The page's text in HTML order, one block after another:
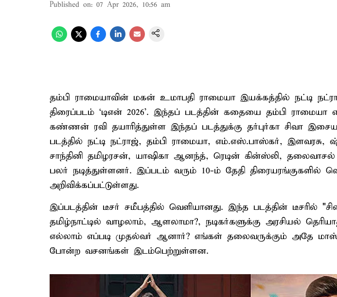
Published on: 07 Apr 2026, 10:56 am
தம்பி ராமையாவின் மகன் உமாபதி ராமையா இயக்கத்தில் நட்டி
திரைப்படம் ‘டிஎன் 2026’. இந்தப் படத்தின் கதையை தம்பி ராமையா
கண்ணன் ரவி தயாரித்துள்ள இந்தப் படத்துக்கு தர்புர்கா சிவா
படத்தில் நட்டி நட்ராஜ், தம்பி ராமையா, எம்.எஸ்.பாஸ்கர், இளவரசு,
சாந்தினி தமிழரசன், யாஷிகா ஆனந்த், ரெடின் கின்ஸ்லி,
பலர் நடித்துள்ளனர். இப்படம் வரும் 10-ம் தேதி திரையரங்குகளில்
அறிவிக்கப்பட்டுள்ளது.
இப்படத்தின் டீசர் சமீபத்தில் வெளியானது. இந்த படத்தின் டீசரில்
தமிழ்நாட்டில் வாழலாம், ஆளலாமா?, நடிகர்களுக்கு அரசியல்
எல்லாம் எப்படி முதல்வர் ஆனார்? எங்கள் தலைவருக்கும் அதே மாஸ்
போன்ற வசனங்கள் இடம்பெற்றுள்ளன.